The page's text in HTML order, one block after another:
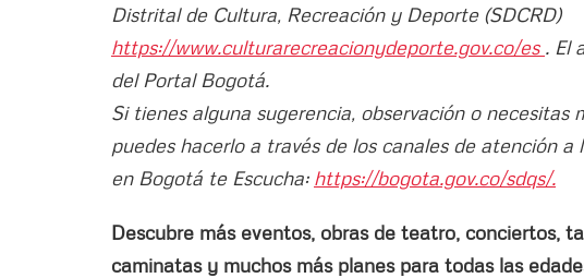
Distrital de Cultura, Recreación y Deporte (SDCRD)
https://www.culturarecreacionydeporte.gov.co/es . El
del Portal Bogotá.
Si tienes alguna sugerencia, observación o necesitas
puedes hacerlo a través de los canales de atención
en Bogotá te Escucha: https://bogota.gov.co/sdqs/.
Descubre más eventos, obras de teatro, conciertos,
caminatas y muchos más planes para todas las